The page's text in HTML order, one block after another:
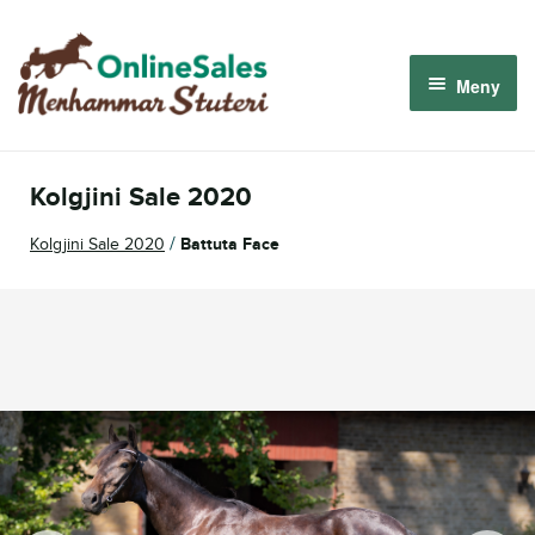
Hoppa
till
navigering
Hoppa
till
innehåll
Meny
Logga in
Kolgjini Sale 2020
Kolgjini Sale 2020 / Battuta Face